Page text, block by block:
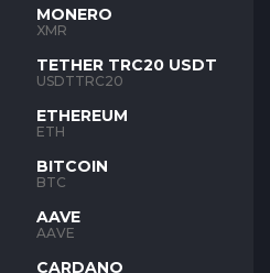
MONERO
XMR
TETHER TRC20 USDT
USDTTRC20
ETHEREUM
ETH
BITCOIN
BTC
AAVE
AAVE
CARDANO